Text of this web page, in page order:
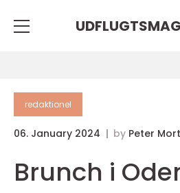
redaktionel
06. January 2024 by Peter
Brunch i